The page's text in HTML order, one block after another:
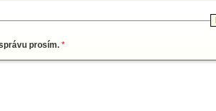
prosím. *